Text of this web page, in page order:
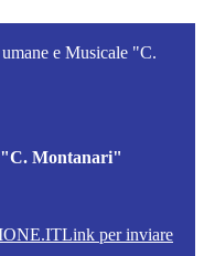
e Musicale "C.
"C. Montanari"
Link per inviare